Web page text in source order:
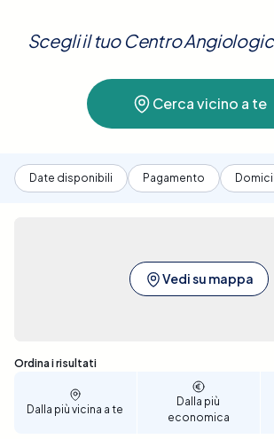
sono necessarie preparazioni
indossare abiti comodi che
zone interessate.A Mairano, Elty
semplice e diretta per la
nostra piattaforma ti permette di
opzioni disponibili nelle cliniche
basata sulla disponibilità,
Elty, la ricerca e la
Ecocolordoppler Venoso degli
Mairano e scopri il comfort di
con efficienza e
Scegli il tuo Centro
Cerca vicino a te
Date disponibili Pagamento
Vedi su mappa
Sono stati trovati 17 risultati
Ordina i risultati
Dalla più vicina a te
Dalla più
economica